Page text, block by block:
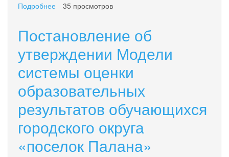
Палана"
Подробнее
"Развитие
в
округе
"поселок
Палана"
35 просмотров
Постановление об
утверждении Модели
системы оценки
образовательных
результатов обучающихся
городского округа
«поселок Палана»